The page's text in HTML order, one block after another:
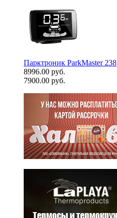
Парктроник ParkMaster 238
8996.00 руб.
7900.00 руб.